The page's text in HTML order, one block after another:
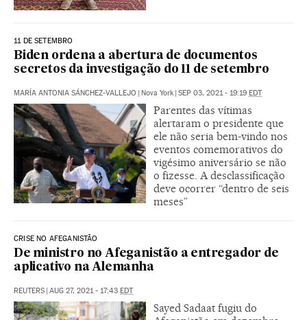
11 DE SETEMBRO
Biden ordena a abertura de documentos
secretos da investigação do 11 de setembro
MARÍA ANTONIA SÁNCHEZ-VALLEJO | Nova York | SEP 03, 2021 - 19:19 EDT
Parentes das vítimas
alertaram o presidente que
ele não seria bem-vindo nos
eventos comemorativos do
vigésimo aniversário se não
o fizesse. A desclassificação
deve ocorrer “dentro de seis
meses”
CRISE NO AFEGANISTÃO
De ministro no Afeganistão a entregador de
aplicativo na Alemanha
REUTERS | AUG 27, 2021 - 17:43 EDT
Sayed Sadaat fugiu do